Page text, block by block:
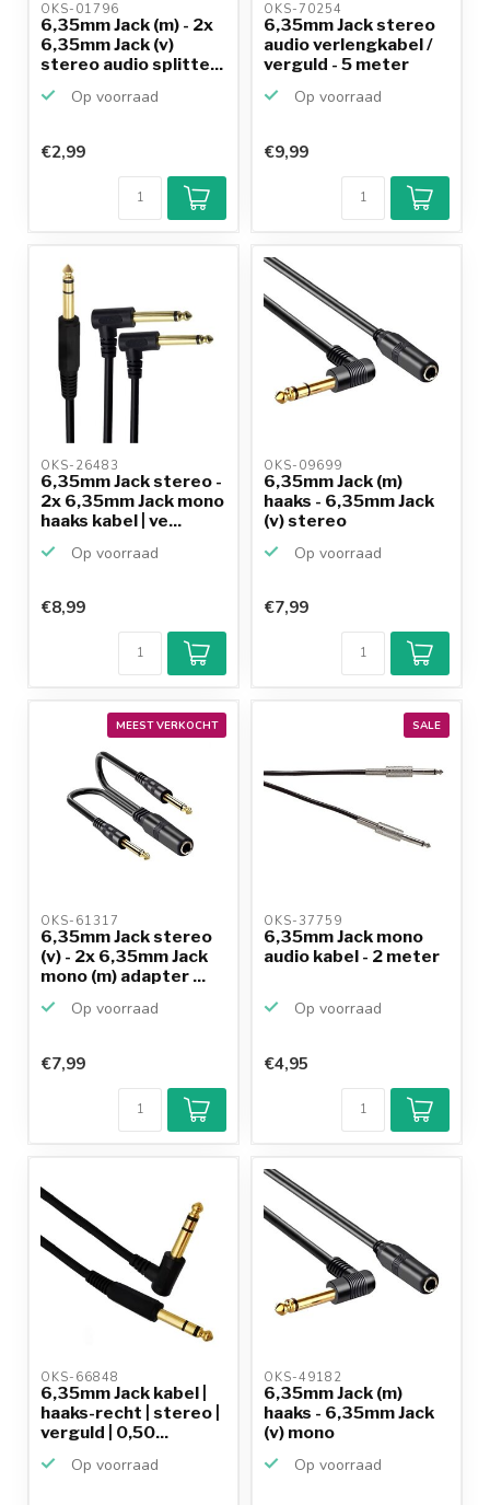
OKS-01796
6,35mm Jack (m) - 2x
6,35mm Jack (v)
stereo audio splitte...
Op voorraad
€2,99
OKS-70254
6,35mm Jack stereo
audio verlengkabel /
verguld - 5 meter
Op voorraad
€9,99
OKS-26483
6,35mm Jack stereo -
2x 6,35mm Jack mono
haaks kabel | ve...
Op voorraad
€8,99
OKS-09699
6,35mm Jack (m)
haaks - 6,35mm Jack
(v) stereo
Op voorraad
€7,99
MEEST VERKOCHT
OKS-61317
6,35mm Jack stereo
(v) - 2x 6,35mm Jack
mono (m) adapter ...
Op voorraad
€7,99
SALE
OKS-37759
6,35mm Jack mono
audio kabel - 2 meter
Op voorraad
€4,95
OKS-66848
6,35mm Jack kabel |
haaks-recht | stereo |
verguld | 0,50...
Op voorraad
OKS-49182
6,35mm Jack (m)
haaks - 6,35mm Jack
(v) mono
Op voorraad